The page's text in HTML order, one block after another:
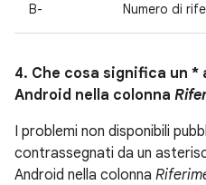
B- Numero di
4. Che cosa significa un *
Android nella colonna
I problemi non disponibili
contrassegnati da un
Android nella colonna